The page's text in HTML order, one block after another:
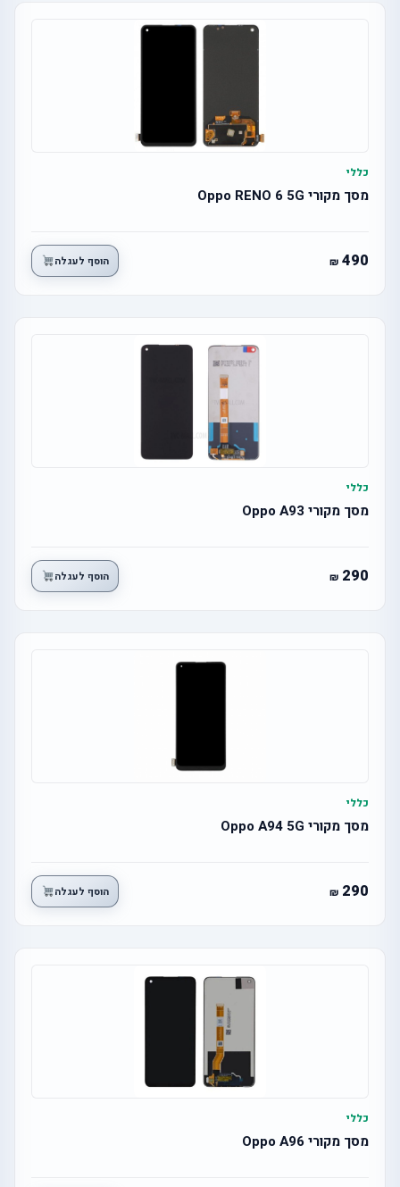
כללי
מסך מקורי Oppo RENO 6 5G
490 הוסף לעגלה
כללי
מסך מקורי Oppo A93
290 הוסף לעגלה
כללי
מסך מקורי Oppo A94 5G
290 הוסף לעגלה
כללי
מסך מקורי Oppo A96